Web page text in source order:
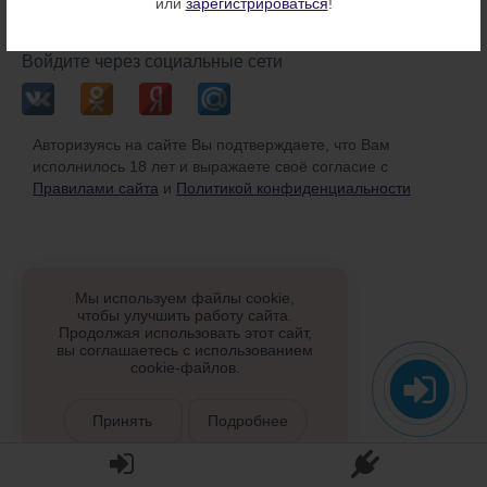
Войдите через социальные сети
Авторизуясь на сайте Вы подтверждаете, что Вам
исполнилось 18 лет и выражаете своё согласие с
Правилами сайта и Политикой конфиденциальности
Мы используем файлы cookie,
чтобы улучшить работу сайта.
Продолжая использовать этот сайт,
вы соглашаетесь с использованием
cookie-файлов.
Принять Подробнее